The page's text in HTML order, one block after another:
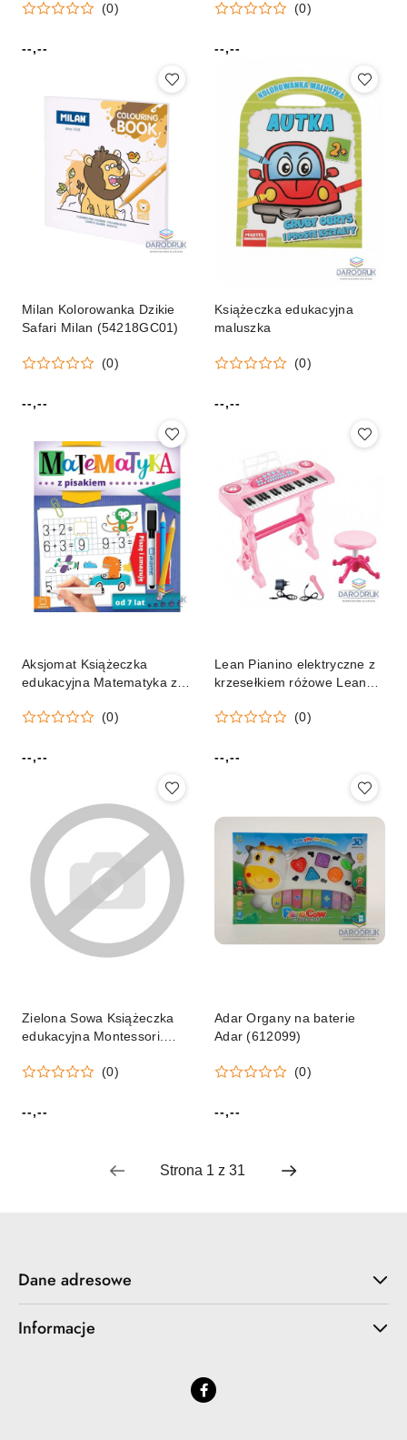
(0)
Cena:
--,--
(0)
Cena:
--,--
Milan Kolorowanka Dzikie
Safari Milan (54218GC01)
(0)
Cena:
--,--
Książeczka edukacyjna
maluszka
(0)
Cena:
--,--
Aksjomat Książeczka
edukacyjna Matematyka z
od 7 lat Aksjomat
(0)
Cena:
--,--
Lean Pianino elektryczne z
krzesełkiem różowe Lean
(0)
Cena:
--,--
Zielona Sowa Książeczka
edukacyjna Montessori.
Zielona Sowa(0)
Cena:
--,--
Adar Organy na baterie
Adar (612099)
(0)
Cena:
--,--
Dane adresowe
Informacje